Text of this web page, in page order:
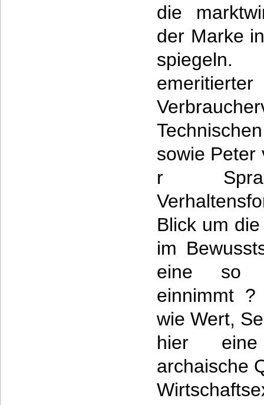
die
der Marke
spiegeln.
sowie Peter
r
Blick um
im
eine so
einnimmt
wie Wert,
hier
archaische